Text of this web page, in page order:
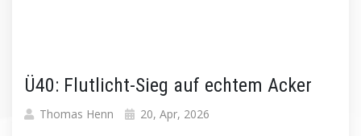
Ü40: Flutlicht-Sieg auf echtem Acker
Thomas Henn 20, Apr, 2026